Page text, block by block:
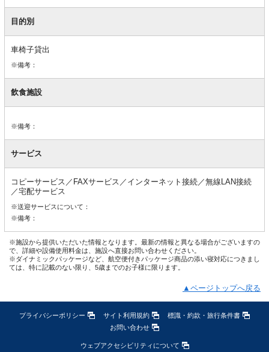
目的別
車椅子貸出
※備考：
飲食施設
※備考：
サービス
コピーサービス／FAXサービス／インターネット接続／無線LAN接続
／宅配サービス
※送迎サービスについて：
※備考：
※施設から提供いただいた情報となります。最新の情報と異なる場合がございますの
で、詳細や設備使用料金は、施設へ直接お問い合わせください。
※ダイナミックパッケージなど、航空便付きパッケージ商品の添い寝対応につきまし
ては、特に記載のない限り、5歳までのお子様に限ります。
▲ページトップへ戻る
プライバシーポリシー サイト利用規約
標識・約款・旅行条件書
お問い合わせ
ウェブアクセシビリティについて